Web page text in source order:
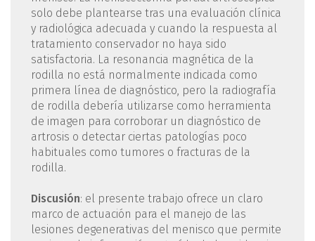
solo debe plantearse tras una evaluación clínica
y radiológica adecuada y cuando la respuesta al
tratamiento conservador no haya sido
satisfactoria. La resonancia magnética de la
rodilla no está normalmente indicada como
primera línea de diagnóstico, pero la radiografía
de rodilla debería utilizarse como herramienta
de imagen para corroborar un diagnóstico de
artrosis o detectar ciertas patologías poco
habituales como tumores o fracturas de la
rodilla.
Discusión: el presente trabajo ofrece un claro
marco de actuación para el manejo de las
lesiones degenerativas del menisco que permite